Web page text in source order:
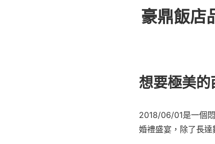
豪鼎飯店
想要極美的
2018/06/01是一個
婚禮盛宴，除了長